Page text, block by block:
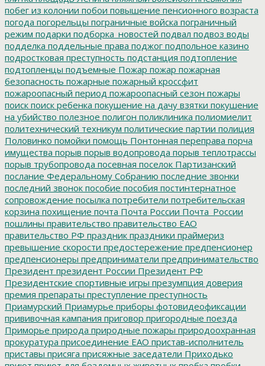
побег из колонии побои повышение пенсионного возраста
погода погорельцы пограничные войска пограничный
режим подарки подборка_новостей подвал подвоз воды
подделка поддельные права поджог подпольное казино
подростковая преступность подстанция подтопление
подтопленцы подъемные Пожар пожар пожарная
безопасность пожарные пожарный кроссфит
пожароопасный период пожароопасный сезон пожары
поиск поиск ребенка покушение на дачу взятки покушение
на убийство полезное полигон поликлиника полиомиелит
политехнический техникум политические партии полиция
Половинко помойки помощь Понтонная переправа порча
имущества порыв порыв водопровода порыв теплотрассы
порыв трубопровода посевная поселок Партизанский
послание Федеральному Собранию последние звонки
последний звонок пособие пособия постинтернатное
сопровождение посылка потребители потребительская
корзина похищение почта Почта России Почта_России
пошлины правительство правительство ЕАО
правительство РФ праздник праздники праймериз
превышение скорости предостережение предпенсионер
предпенсионеры предприниматели предпринимательство
Президент президент России Президент РФ
Президентские спортивные игры презумпция доверия
премия препараты преступление преступность
Приамурский Приамурье приборы фотовидеофиксации
прививочная кампания приговор пригородные поезда
Приморье природа природные пожары природоохранная
прокуратура присоединение ЕАО пристав-исполнитель
приставы присяга присяжные заседатели Приходько